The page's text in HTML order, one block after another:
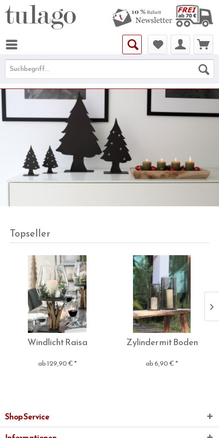
Topseller
Windlicht Raisa
ab 129,90 € *
Zylinder mit Boden
ab 6,90 € *
Shop Service